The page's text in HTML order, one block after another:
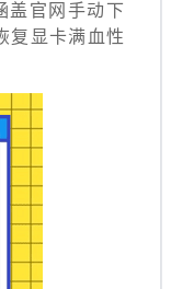
盖官网手动下
复显卡满血性